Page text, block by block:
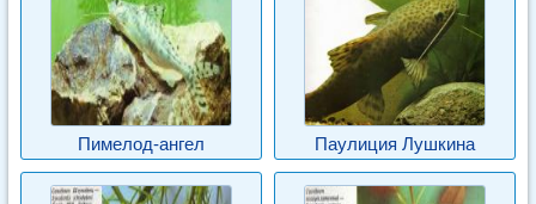
Пимелод-ангел Паулиция Лушкина